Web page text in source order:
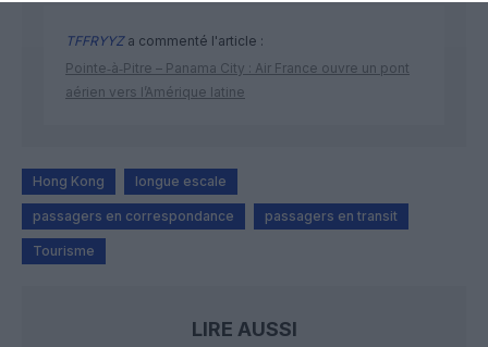
TFFRYYZa commenté l'article :
Pointe‑à‑Pitre – Panama City : Air France ouvre un pont
aérien vers l’Amérique latine
Hong Kong longue escale
passagers en correspondance passagers en transit
Tourisme
LIRE AUSSI